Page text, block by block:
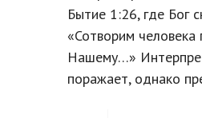
Бытие 1:26, где Бог
«Сотворим человека
Нашему…»
поражает, однако